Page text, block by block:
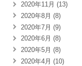
2020年11月 (13)
2020年8月 (8)
2020年7月 (9)
2020年6月 (8)
2020年5月 (8)
2020年4月 (10)